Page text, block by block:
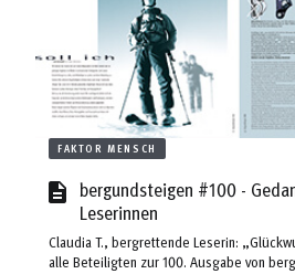
FAKTOR MENSCH
bergundsteigen #100 -
Leserinnen
Claudia T., bergrettende Leserin:
alle Beteiligten zur 100. Ausgabe von